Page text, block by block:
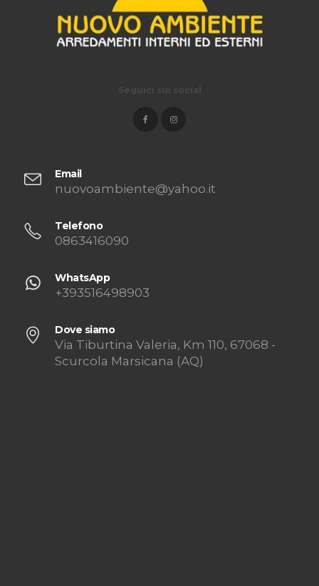
Email
nuovoambiente@yahoo.it
Telefono
0863416090
WhatsApp
+393516498903
Dove siamo
Via Tiburtina Valeria, Km 110, 67068 -
Scurcola Marsicana (AQ)